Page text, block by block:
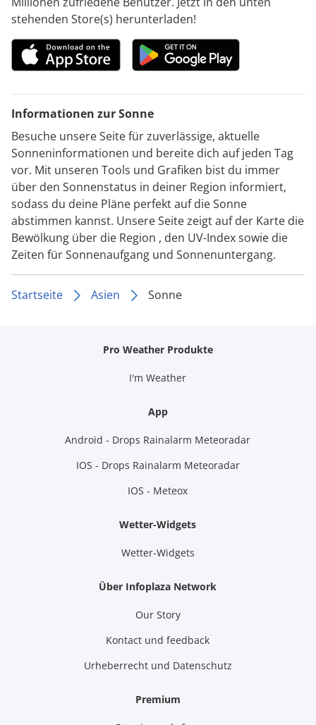
stehenden Store(s) herunterladen!
Informationen zur Sonne
Besuche unsere Seite für zuverlässige, aktuelle
Sonneninformationen und bereite dich auf jeden Tag
vor. Mit unseren Tools und Grafiken bist du immer
über den Sonnenstatus in deiner Region informiert,
sodass du deine Pläne perfekt auf die Sonne
abstimmen kannst. Unsere Seite zeigt auf der Karte die
Bewölkung über die Region , den UV-Index sowie die
Zeiten für Sonnenaufgang und Sonnenuntergang.
Startseite Asien Sonne
Pro Weather Produkte
I'm Weather
App
Android - Drops Rainalarm Meteoradar
IOS - Drops Rainalarm Meteoradar
IOS - Meteox
Wetter-Widgets
Wetter-Widgets
Über Infoplaza Network
Our Story
Kontact und feedback
Urheberrecht und Datenschutz
Premium